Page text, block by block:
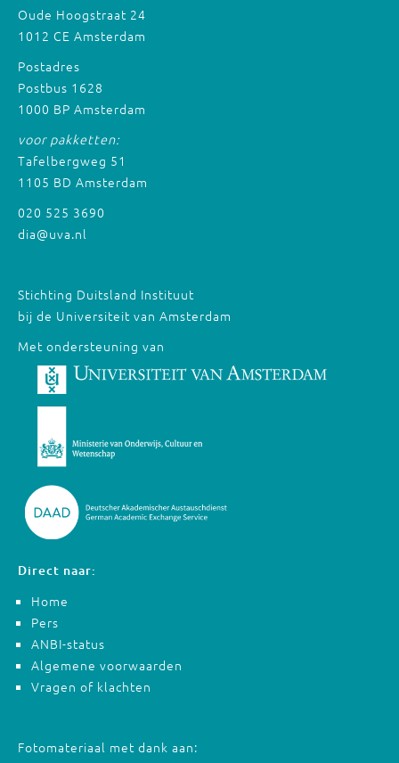
Oude Hoogstraat 24
1012 CE Amsterdam
Postadres
Postbus 1628
1000 BP Amsterdam
voor pakketten:
Tafelbergweg 51
1105 BD Amsterdam
020 525 3690
dia@uva.nl
Stichting Duitsland Instituut
bij de Universiteit van Amsterdam
Met ondersteuning van
Direct naar:
Home
Pers
ANBI-status
Algemene voorwaarden
Vragen of klachten
Fotomateriaal met dank aan: